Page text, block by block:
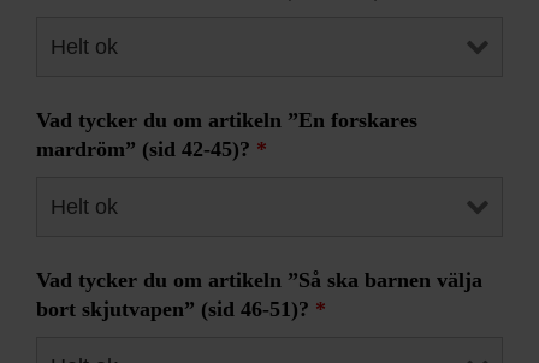
Vad tycker du om artikeln ”En forskares
mardröm” (sid 42-45)? *
Vad tycker du om artikeln ”Så ska barnen välja
bort skjutvapen” (sid 46-51)? *